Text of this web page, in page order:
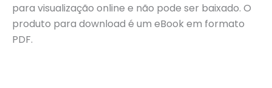
para visualização online e não pode ser baixado. O
produto para download é um eBook em formato
PDF.